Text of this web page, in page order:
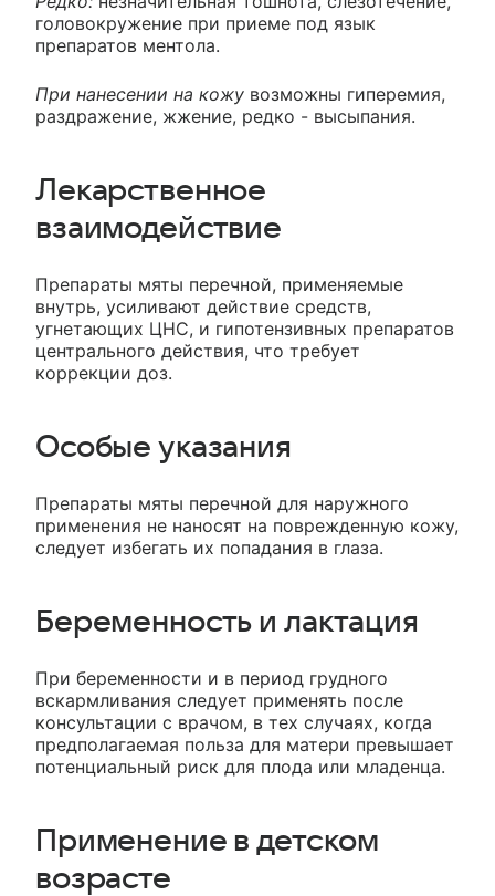
головокружение при приеме под язык
препаратов ментола.
При нанесении на кожу возможны гиперемия,
раздражение, жжение, редко - высыпания.
Лекарственное
взаимодействие
Препараты мяты перечной, применяемые
внутрь, усиливают действие средств,
угнетающих ЦНС, и гипотензивных препаратов
центрального действия, что требует
коррекции доз.
Особые указания
Препараты мяты перечной для наружного
применения не наносят на поврежденную кожу,
следует избегать их попадания в глаза.
Беременность и лактация
При беременности и в период грудного
вскармливания следует применять после
консультации с врачом, в тех случаях, когда
предполагаемая польза для матери превышает
потенциальный риск для плода или младенца.
Применение в детском
возрасте